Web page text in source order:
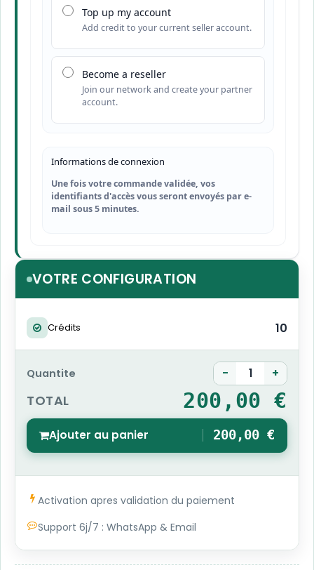
Top up my account
Add credit to your current seller account.
Become a reseller
Join our network and create your partner
account.
Informations de connexion
Une fois votre commande validée, vos
identifiants d'accès vous seront envoyés par e-
mail sous 5 minutes.
VOTRE CONFIGURATION
Crédits 10
Quantite - +
TOTAL 200,00 €
Ajouter au panier 200,00 €
Activation apres validation du paiement
Support 6j/7 : WhatsApp & Email